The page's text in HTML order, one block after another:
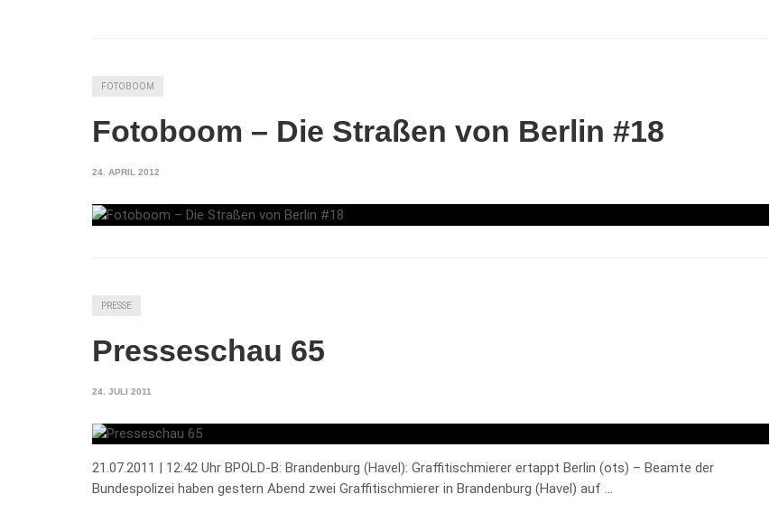
FOTOBOOM
Fotoboom – Die Straßen von Berlin #18
24. APRIL 2012
PRESSE
Presseschau 65
24. JULI 2011
21.07.2011 | 12:42 Uhr BPOLD-B: Brandenburg (Havel): Graffitischmierer ertappt Berlin (ots) – Beamte der
Bundespolizei haben gestern Abend zwei Graffitischmierer in Brandenburg (Havel) auf …